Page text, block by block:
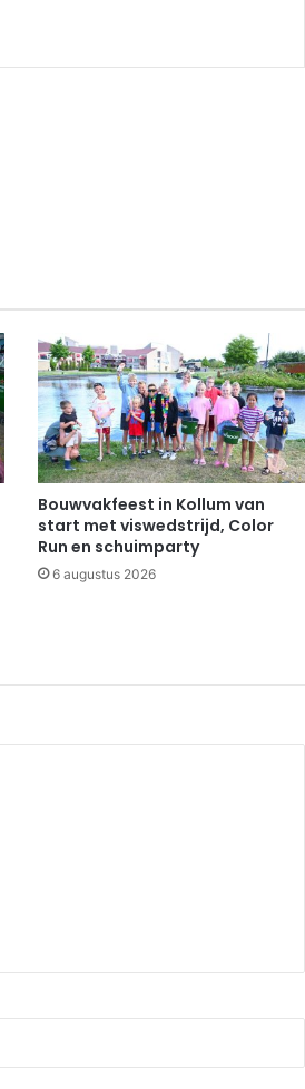
Bouwvakfeest in Kollum van
start met viswedstrijd, Color
Run en schuimparty
6 augustus 2026